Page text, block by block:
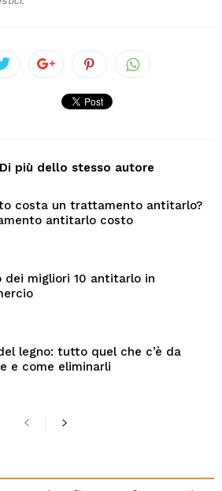
Di più dello stesso autore
costa un trattamento antitarlo?
antitarlo costo
dei migliori 10 antitarlo in
legno: tutto quel che c’è da
e come eliminarli